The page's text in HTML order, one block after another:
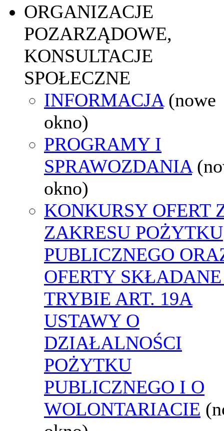
ORGANIZACJE
POZARZĄDOWE,
KONSULTACJE
SPOŁECZNE
INFORMACJA (nowe
okno)
PROGRAMY I
SPRAWOZDANIA
okno)
KONKURSY OFERT
ZAKRESU POŻYTKU
PUBLICZNEGO
OFERTY
TRYBIE ART. 19A
USTAWY O
DZIAŁALNOŚCI
POŻYTKU
PUBLICZNEGO I O
WOLONTARIACIE